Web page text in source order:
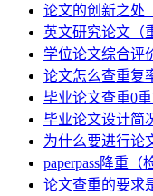
论文的创新之处
英文研究论文（
学位论文综合评
论文怎么查重复
毕业论文查重0
毕业论文设计简
为什么要进行论
paperpass降重（
论文查重的要求